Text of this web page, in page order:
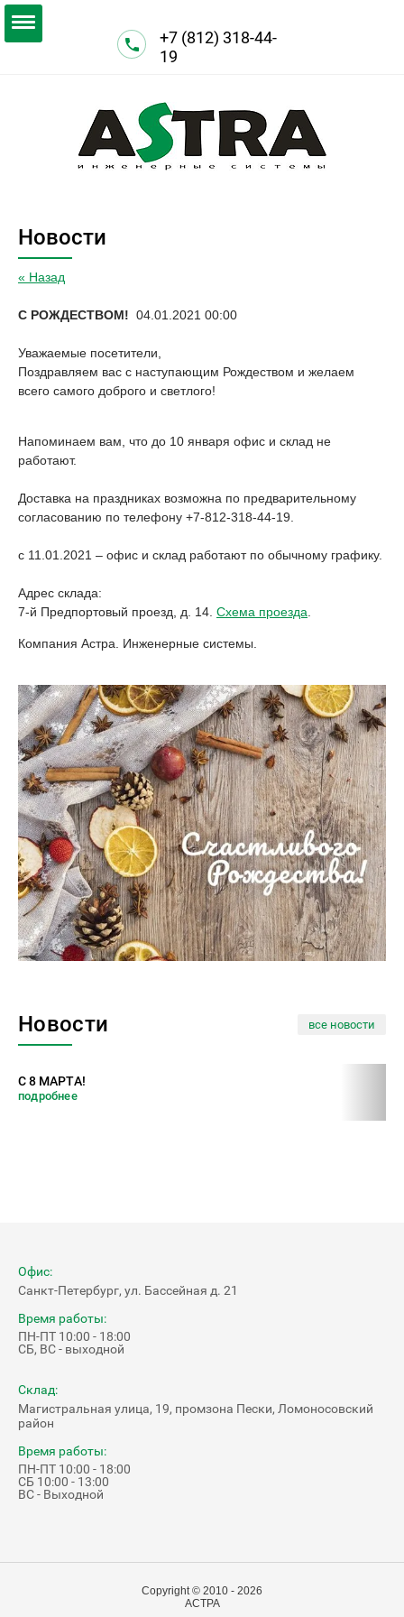
+7 (812) 318-44-
19
Новости
« Назад
С РОЖДЕСТВОМ! 04.01.2021 00:00
Уважаемые посетители,
Поздравляем вас с наступающим Рождеством и желаем
всего самого доброго и светлого!
Напоминаем вам, что до 10 января офис и склад не
работают.
Доставка на праздниках возможна по предварительному
согласованию по телефону +7-812-318-44-19.
с 11.01.2021 – офис и склад работают по обычному графику.
Адрес склада:
7-й Предпортовый проезд, д. 14. Схема проезда.
Компания Астра. Инженерные системы.
Новости все новости
С 8 МАРТА!
подробнее
Офис:
Санкт-Петербург, ул. Бассейная д. 21
Время работы:
ПН-ПТ 10:00 - 18:00
СБ, ВС - выходной
Склад:
Магистральная улица, 19, промзона Пески, Ломоносовский
район
Время работы:
ПН-ПТ 10:00 - 18:00
СБ 10:00 - 13:00
ВС - Выходной
Copyright © 2010 - 2026
АСТРА